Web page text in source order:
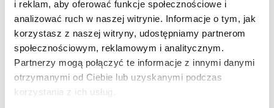
i reklam, aby oferować funkcje społecznościowe i
analizować ruch w naszej witrynie. Informacje o tym, jak
korzystasz z naszej witryny, udostępniamy partnerom
społecznościowym, reklamowym i analitycznym.
Partnerzy mogą połączyć te informacje z innymi danymi
otrzymanymi od Ciebie lub uzyskanymi podczas
korzystania z ich usług.
zawarte na nim ważne informacje.
INNI KLIENCI KUPOWALI